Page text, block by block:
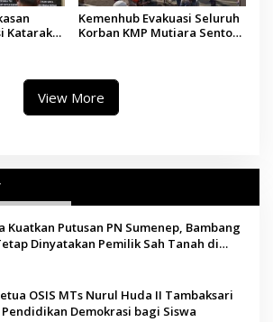
Katarak
Kemenhub Evakuasi Seluruh
Korban KMP Mutiara Sentosa
View More
Kuatkan Putusan PN Sumenep, Bambang
Dinyatakan Pemilik Sah Tanah di
OSIS MTs Nurul Huda II Tambaksari
Pendidikan Demokrasi bagi Siswa